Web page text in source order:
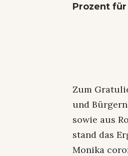
Prozent
Zum
und
sowie aus
stand das
Monika